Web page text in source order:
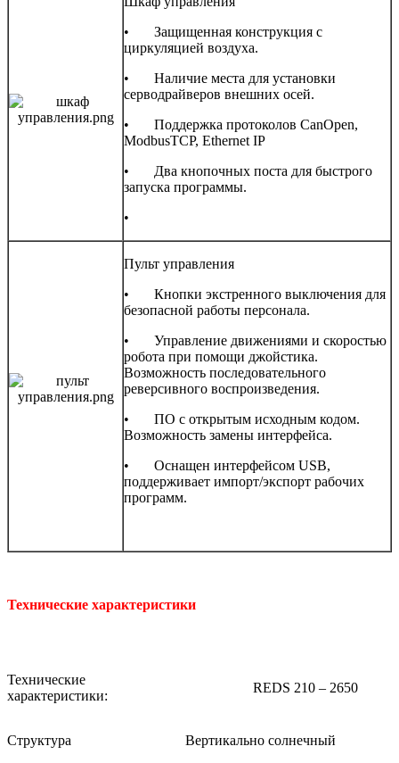
• Защищенная конструкция с
циркуляцией воздуха.
• Наличие места для установки
серводрайверов внешних осей.
• Поддержка протоколов CanOpen,
ModbusTCP, Ethernet IP
• Два кнопочных поста для быстрого
запуска программы.
•
Пульт управления
• Кнопки экстренного выключения для
безопасной работы персонала.
• Управление движениями и скоростью
робота при помощи джойстика.
Возможность последовательного
реверсивного воспроизведения.
• ПО с открытым исходным кодом.
Возможность замены интерфейса.
• Оснащен интерфейсом USB,
поддерживает импорт/экспорт рабочих
программ.
Технические характеристики
Технические
характеристики:
REDS 210 – 2650
Структура Вертикально солнечный